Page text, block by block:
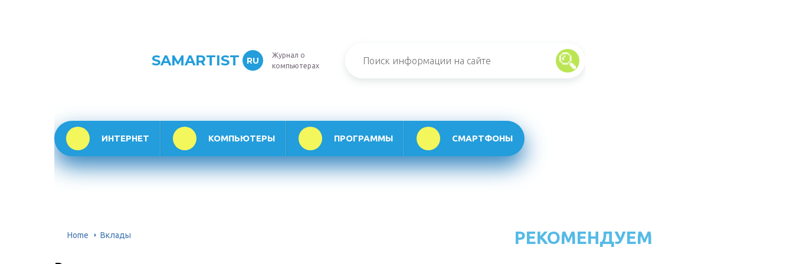
SAMARTIST RU
Журнал о
компьютерах
ИНТЕРНЕТ КОМПЬЮТЕРЫ ПРОГРАММЫ СМАРТФОНЫ
Home Вклады РЕКОМЕНДУЕМ